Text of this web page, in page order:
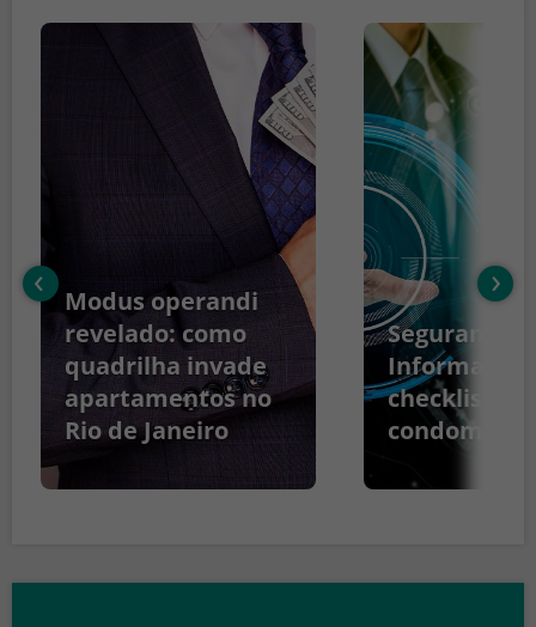
Modus operandi
revelado: como
quadrilha invade
apartamentos no
Rio de Janeiro
Segurança
Informação:
checklist
‹ ›